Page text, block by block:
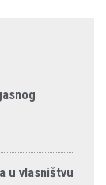
u vlasništvu